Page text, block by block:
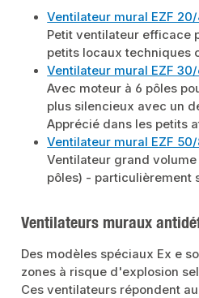
Ventilateur mural EZF
Petit ventilateur efficace
petits locaux techniques
Ventilateur mural EZF 30/
Avec moteur à 6 pôles
plus silencieux avec un
Apprécié dans les petits
Ventilateur mural EZF 50/
Ventilateur grand
pôles) - particulièrement
Ventilateurs muraux
Des modèles spéciaux Ex e
zones à risque d'explosion
Ces ventilateurs répondent